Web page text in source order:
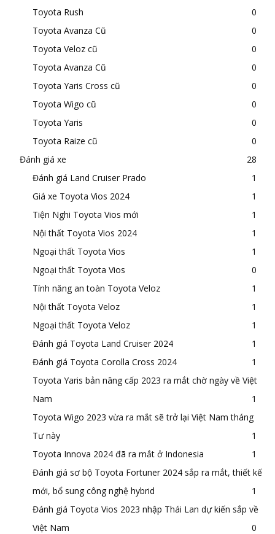
Toyota Rush
0
Toyota Avanza Cũ
0
Toyota Veloz cũ
0
Toyota Avanza Cũ
0
Toyota Yaris Cross cũ
0
Toyota Wigo cũ
0
Toyota Yaris
0
Toyota Raize cũ
0
Đánh giá xe
28
Đánh giá Land Cruiser Prado
1
Giá xe Toyota Vios 2024
1
Tiện Nghi Toyota Vios mới
1
Nội thất Toyota Vios 2024
1
Ngoại thất Toyota Vios
1
Ngoại thất Toyota Vios
0
Tính năng an toàn Toyota Veloz
1
Nội thất Toyota Veloz
1
Ngoại thất Toyota Veloz
1
Đánh giá Toyota Land Cruiser 2024
1
Đánh giá Toyota Corolla Cross 2024
1
Toyota Yaris bản nâng cấp 2023 ra mắt chờ ngày về Việt
Nam
1
Toyota Wigo 2023 vừa ra mắt sẽ trở lại Việt Nam tháng
Tư này
1
Toyota Innova 2024 đã ra mắt ở Indonesia
1
Đánh giá sơ bộ Toyota Fortuner 2024 sắp ra mắt, thiết kế
mới, bổ sung công nghệ hybrid
1
Đánh giá Toyota Vios 2023 nhập Thái Lan dự kiến sắp về
Việt Nam
0